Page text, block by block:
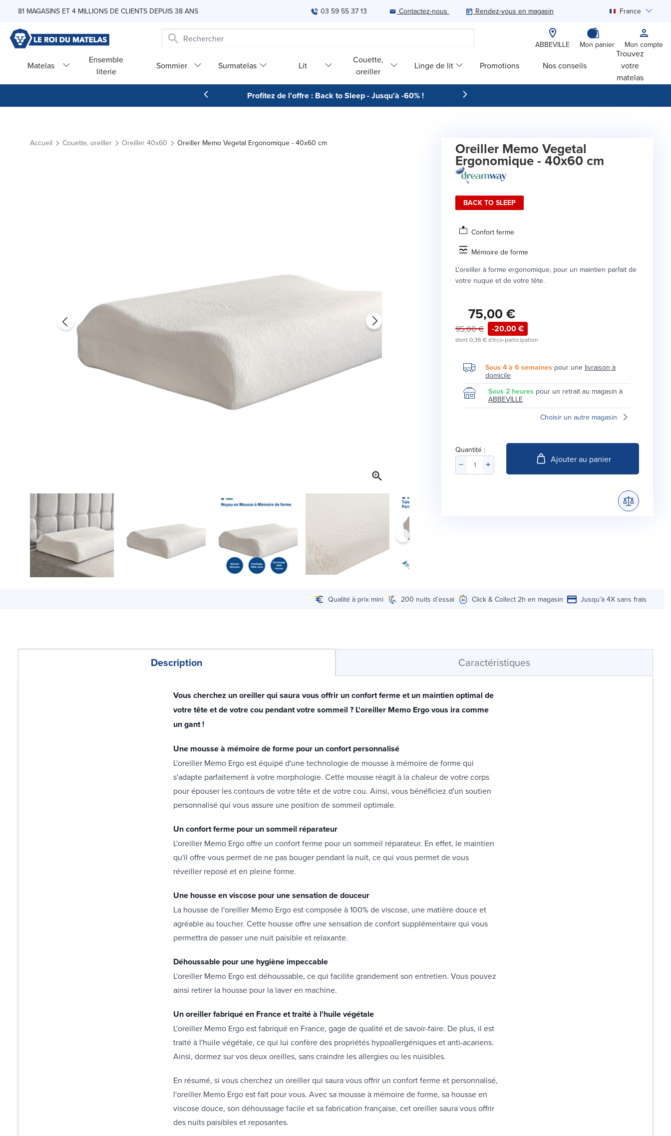
81 MAGASINS ET 4 MILLIONS DE CLIENTS DEPUIS 38 ANS 03 59 55 37 13 Contactez-nous Rendez-vous en magasin France
ABBEVILLE Mon panier Mon compte
Matelas
Ensemble
literie
Sommier Surmatelas Lit
Couette,
oreiller
Linge de lit Promotions Nos conseils
Trouvez
votre
matelas
Profitez de l'offre : Back to Sleep - Jusqu'à -60% !
Accueil Couette, oreiller Oreiller 40x60 Oreiller Memo Vegetal Ergonomique - 40x60 cm Oreiller Memo Vegetal
Ergonomique - 40x60 cm
BACK TO SLEEP
Confort ferme
Mémoire de forme
L'oreiller à forme ergonomique, pour un maintien parfait de
votre nuque et de votre tête.
75,00 €
95,00 € -20,00 €
dont0,36 €d'éco-participation
Sous 4 à 6 semaines pour une livraison à
domicile
Sous 2 heures pour un retrait au magasin à
ABBEVILLE
Choisir un autre magasin
Quantité :
Ajouter au panier
Qualité à prix mini 200 nuits d’essai Click & Collect 2h en magasin Jusqu'à 4X sans frais
Description Caractéristiques
Vous cherchez un oreiller qui saura vous offrir un confort ferme et un maintien optimal de
votre tête et de votre cou pendant votre sommeil ? L'oreiller Memo Ergo vous ira comme
un gant !
Une mousse à mémoire de forme pour un confort personnalisé
L'oreiller Memo Ergo est équipé d'une technologie de mousse à mémoire de forme qui
s'adapte parfaitement à votre morphologie. Cette mousse réagit à la chaleur de votre corps
pour épouser les contours de votre tête et de votre cou. Ainsi, vous bénéficiez d'un soutien
personnalisé qui vous assure une position de sommeil optimale.
Un confort ferme pour un sommeil réparateur
L'oreiller Memo Ergo offre un confort ferme pour un sommeil réparateur. En effet, le maintien
qu'il offre vous permet de ne pas bouger pendant la nuit, ce qui vous permet de vous
réveiller reposé et en pleine forme.
Une housse en viscose pour une sensation de douceur
La housse de l'oreiller Memo Ergo est composée à 100% de viscose, une matière douce et
agréable au toucher. Cette housse offre une sensation de confort supplémentaire qui vous
permettra de passer une nuit paisible et relaxante.
Déhoussable pour une hygiène impeccable
L'oreiller Memo Ergo est déhoussable, ce qui facilite grandement son entretien. Vous pouvez
ainsi retirer la housse pour la laver en machine.
Un oreiller fabriqué en France et traité à l'huile végétale
L'oreiller Memo Ergo est fabriqué en France, gage de qualité et de savoir-faire. De plus, il est
traité à l'huile végétale, ce qui lui confère des propriétés hypoallergéniques et anti-acariens.
Ainsi, dormez sur vos deux oreilles, sans craindre les allergies ou les nuisibles.
En résumé, si vous cherchez un oreiller qui saura vous offrir un confort ferme et personnalisé,
l'oreiller Memo Ergo est fait pour vous. Avec sa mousse à mémoire de forme, sa housse en
viscose douce, son déhoussage facile et sa fabrication française, cet oreiller saura vous offrir
des nuits paisibles et reposantes.